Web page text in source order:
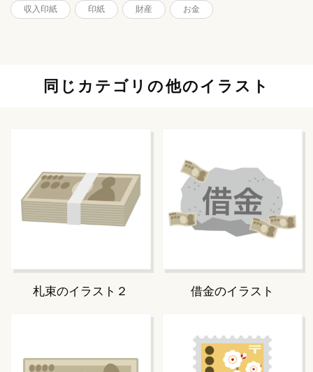
収入印紙 印紙 財産 お金
同じカテゴリの他のイラスト
札束のイラスト２ 借金のイラスト